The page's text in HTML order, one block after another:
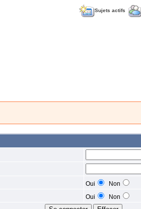
Sujets actifs
Oui
Non
Oui Non